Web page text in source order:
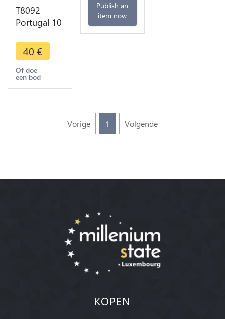
T8092
Portugal 10
1737 -> M
Offer
40 €
Of doe
een bod
Publish an
item now
Vorige 1 Volgende
KOPEN